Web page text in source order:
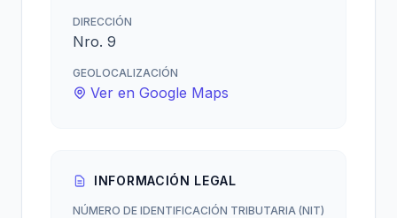
DIRECCIÓN
Nro. 9
GEOLOCALIZACIÓN
Ver en Google Maps
INFORMACIÓN LEGAL
NÚMERO DE IDENTIFICACIÓN TRIBUTARIA (NIT)